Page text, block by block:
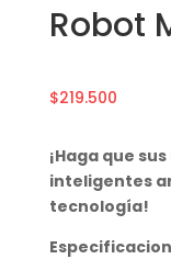
Robot
$219.500
¡Haga que
inteligentes
tecnología!